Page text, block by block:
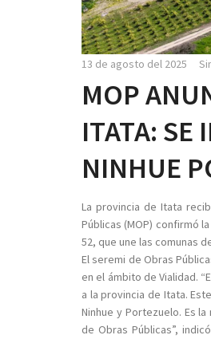
13 de agosto del 2025
MOP
ITATA: SE
NINHUE
La provincia de Itata
Públicas (MOP) confirmó
52, que une las comunas
El seremi de Obras
en el ámbito de Vialidad.
a la provincia de Itata.
Ninhue y Portezuelo. Es
de Obras Públicas”,